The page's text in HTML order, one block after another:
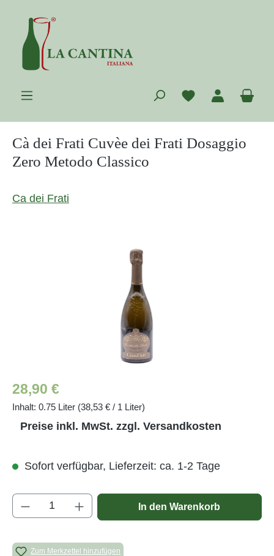
Zum Hauptinhalt springen
Du hast 0
Cà dei Frati Cuvèe dei Frati Dosaggio
Zero Metodo Classico
Ca dei Frati
Regulärer Preis:
28,90 €
Inhalt: 0.75 Liter (38,53 € / 1 Liter)
Preise inkl. MwSt. zzgl. Versandkosten
Sofort verfügbar, Lieferzeit: ca. 1-2 Tage
Produkt Anzahl: Gib den gewünschten
In den Warenkorb
Zum Merkzettel hinzufügen